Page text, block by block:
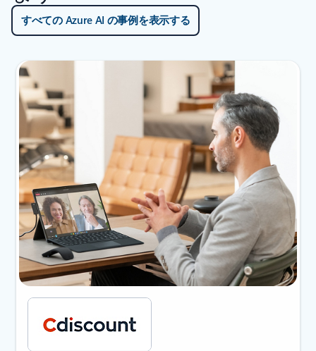
すべての Azure AI の事例を表示する
スライド {0} {1} インジケーター